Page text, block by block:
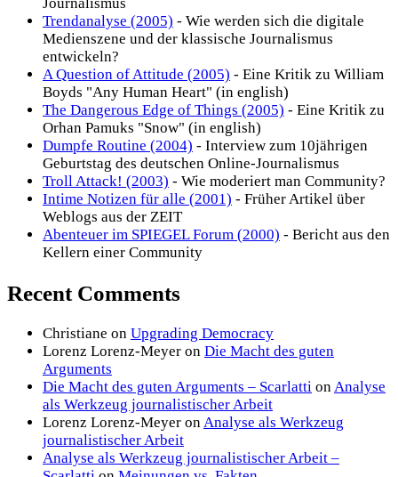
Trendanalyse (2005) - Wie werden sich die digitale
Medienszene und der klassische Journalismus
entwickeln?
A Question of Attitude (2005) - Eine Kritik zu William
Boyds "Any Human Heart" (in english)
The Dangerous Edge of Things (2005) - Eine Kritik zu
Orhan Pamuks "Snow" (in english)
Dumpfe Routine (2004) - Interview zum 10jährigen
Geburtstag des deutschen Online-Journalismus
Troll Attack! (2003) - Wie moderiert man Community?
Intime Notizen für alle (2001) - Früher Artikel über
Weblogs aus der ZEIT
Abenteuer im SPIEGEL Forum (2000) - Bericht aus den
Kellern einer Community
Recent Comments
Christiane on Upgrading Democracy
Lorenz Lorenz-Meyer on Die Macht des guten
Arguments
Die Macht des guten Arguments – Scarlatti on Analyse
als Werkzeug journalistischer Arbeit
Lorenz Lorenz-Meyer on Analyse als Werkzeug
journalistischer Arbeit
Analyse als Werkzeug journalistischer Arbeit –